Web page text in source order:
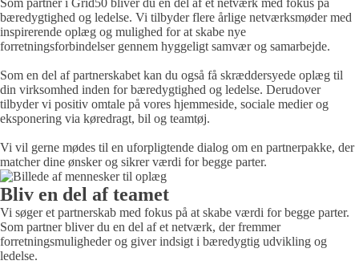
Som partner i Grid50 bliver du en del af et netværk med fokus på
bæredygtighed og ledelse. Vi tilbyder flere årlige netværksmøder med
inspirerende oplæg og mulighed for at skabe nye
forretningsforbindelser gennem hyggeligt samvær og samarbejde.
Som en del af partnerskabet kan du også få skræddersyede oplæg til
din virksomhed inden for bæredygtighed og ledelse. Derudover
tilbyder vi positiv omtale på vores hjemmeside, sociale medier og
eksponering via køredragt, bil og teamtøj.
Vi vil gerne mødes til en uforpligtende dialog om en partnerpakke, der
matcher dine ønsker og sikrer værdi for begge parter.
Bliv en del af teamet
Vi søger et partnerskab med fokus på at skabe værdi for begge parter.
Som partner bliver du en del af et netværk, der fremmer
forretningsmuligheder og giver indsigt i bæredygtig udvikling og
ledelse.